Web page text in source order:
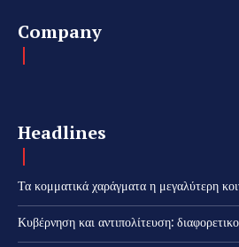
Company
Headlines
Τα κομματικά χαράγματα η μεγαλύτερη
Κυβέρνηση και αντιπολίτευση: